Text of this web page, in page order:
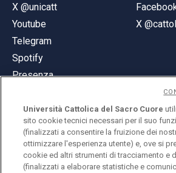
X @unicatt
Youtube
Telegram
Spotify
Presenza
X
© Università Cattolica del Sacro Cuore
Largo A. Gemelli 1, 20123 Milano
Università Cattolica del Sacro Cuore
sito cookie tecnici necessari per il suo
(finalizzati a consentire la fruizione dei
ottimizzare l'esperienza utente) e, ove si
cookie ed altri strumenti di tracciamento e
(finalizzati a elaborare statistiche e